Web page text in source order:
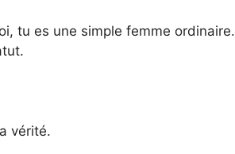
tu es une simple femme ordinaire.
vérité.